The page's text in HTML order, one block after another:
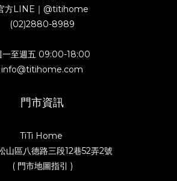
方LINE｜ @titihome
(02)2880-8989
一至週五 09:00-18:00
info@titihome.com
門市資訊
TiTi Home
山區八德路三段12巷52弄2號
( 門市地圖指引 )